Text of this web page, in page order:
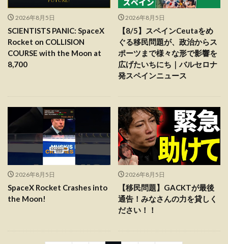
2026年8月5日
SCIENTISTS PANIC: SpaceX
Rocket on COLLISION
COURSE with the Moon at
8,700
2026年8月5日
【8/5】スペインCeutaをめ
ぐる移民問題が、政治からス
ポーツまで様々な形で影響を
広げたいちにち｜バルセロナ
発スペインニュース
2026年8月5日
SpaceX Rocket Crashes into
the Moon!
2026年8月5日
【移民問題】GACKTが最後
通告！みなさんの力を貸しく
ださい！！